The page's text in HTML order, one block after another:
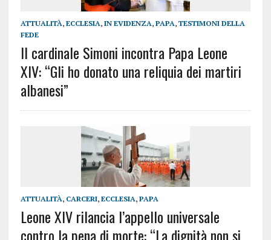
ATTUALITÀ, ECCLESIA, IN EVIDENZA, PAPA, TESTIMONI DELLA
FEDE
Il cardinale Simoni incontra Papa Leone
XIV: “Gli ho donato una reliquia dei martiri
albanesi”
ATTUALITÀ, CARCERI, ECCLESIA, PAPA
Leone XIV rilancia l’appello universale
contro la pena di morte: “La dignità non si